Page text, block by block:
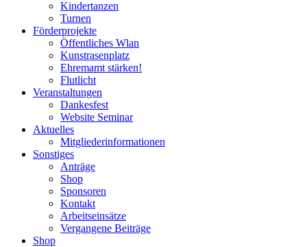
Kindertanzen
Turnen
Förderprojekte
Öffentliches Wlan
Kunstrasenplatz
Ehremamt stärken!
Flutlicht
Veranstaltungen
Dankesfest
Website Seminar
Aktuelles
Mitgliederinformationen
Sonstiges
Anträge
Shop
Sponsoren
Kontakt
Arbeitseinsätze
Vergangene Beiträge
Shop